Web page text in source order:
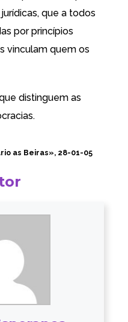
que a todos
por princípios
vinculam quem os
distinguem as
as Beiras», 28-01-05